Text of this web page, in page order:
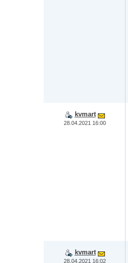
kvmart
28.04.2021 16:00
kvmart
28.04.2021 16:02